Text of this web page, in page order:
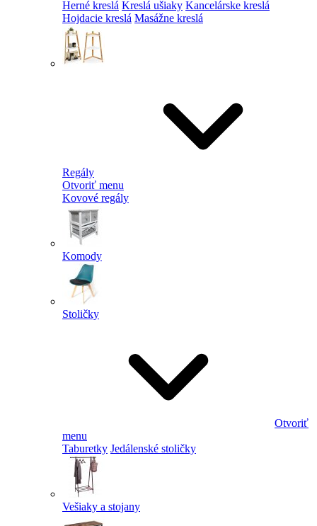
Herné kreslá Kreslá ušiaky Kancelárske kreslá
Hojdacie kreslá Masážne kreslá
Regály
Otvoriť menu
Kovové regály
Komody
Stoličky
Otvoriť
menu
Taburetky Jedálenské stoličky
Vešiaky a stojany